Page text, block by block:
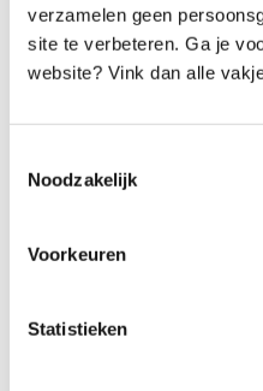
verzamelen geen
site te verbeteren. Ga je
website? Vink dan alle
Noodzakelijk
Voorkeuren
Statistieken
Rust tool
onderzoeken wat rust